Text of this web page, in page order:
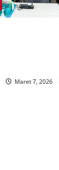
Maret 7, 2026